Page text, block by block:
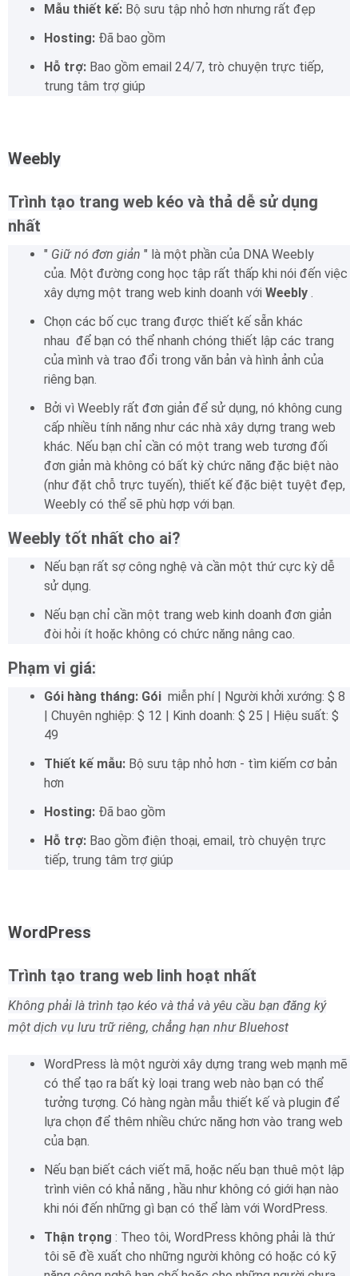
Mẫu thiết kế: Bộ sưu tập nhỏ hơn nhưng rất đẹp
Hosting: Đã bao gồm
Hỗ trợ: Bao gồm email 24/7, trò chuyện trực tiếp,
trung tâm trợ giúp
Weebly
Trình tạo trang web kéo và thả dễ sử dụng
nhất
" Giữ nó đơn giản " là một phần của DNA Weebly
của. Một đường cong học tập rất thấp khi nói đến việc
xây dựng một trang web kinh doanh với Weebly .
Chọn các bố cục trang được thiết kế sẵn khác
nhau để bạn có thể nhanh chóng thiết lập các trang
của mình và trao đổi trong văn bản và hình ảnh của
riêng bạn.
Bởi vì Weebly rất đơn giản để sử dụng, nó không cung
cấp nhiều tính năng như các nhà xây dựng trang web
khác. Nếu bạn chỉ cần có một trang web tương đối
đơn giản mà không có bất kỳ chức năng đặc biệt nào
(như đặt chỗ trực tuyến), thiết kế đặc biệt tuyệt đẹp,
Weebly có thể sẽ phù hợp với bạn.
Weebly tốt nhất cho ai?
Nếu bạn rất sợ công nghệ và cần một thứ cực kỳ dễ
sử dụng.
Nếu bạn chỉ cần một trang web kinh doanh đơn giản
đòi hỏi ít hoặc không có chức năng nâng cao.
Phạm vi giá:
Gói hàng tháng: Gói miễn phí | Người khởi xướng: $ 8
| Chuyên nghiệp: $ 12 | Kinh doanh: $ 25 | Hiệu suất: $
49
Thiết kế mẫu: Bộ sưu tập nhỏ hơn - tìm kiếm cơ bản
hơn
Hosting: Đã bao gồm
Hỗ trợ: Bao gồm điện thoại, email, trò chuyện trực
tiếp, trung tâm trợ giúp
WordPress
Trình tạo trang web linh hoạt nhất
Không phải là trình tạo kéo và thả và yêu cầu bạn đăng ký
một dịch vụ lưu trữ riêng, chẳng hạn như Bluehost
WordPress là một người xây dựng trang web mạnh mẽ
có thể tạo ra bất kỳ loại trang web nào bạn có thể
tưởng tượng. Có hàng ngàn mẫu thiết kế và plugin để
lựa chọn để thêm nhiều chức năng hơn vào trang web
của bạn.
Nếu bạn biết cách viết mã, hoặc nếu bạn thuê một lập
trình viên có khả năng , hầu như không có giới hạn nào
khi nói đến những gì bạn có thể làm với WordPress.
Thận trọng : Theo tôi, WordPress không phải là thứ
tôi sẽ đề xuất cho những người không có hoặc có kỹ